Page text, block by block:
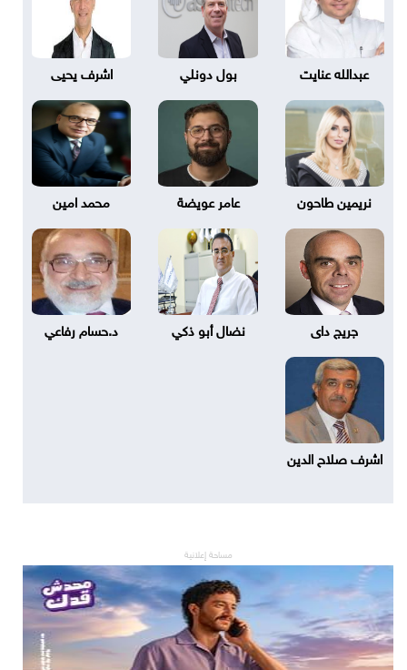
عبدالله عنايت بول دونلي اشرف يحيى
نريمين طاحون عامر عويضة محمد امين
جريج داى نضال أبو ذكي د.حسام رفاعي
اشرف صلاح الدين
مساحة إعلانية